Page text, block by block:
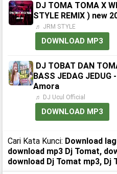
DJ TOMA TOMA X
STYLE REMIX ) new
♬ JRM STYLE
DOWNLOAD MP3
DJ TOBAT DAN
BASS JEDAG JEDUG
Amora
♬ DJ Ucul Official
DOWNLOAD MP3
Cari Kata Kunci: Download
download mp3 Dj Tomat,
download Dj Tomat mp3, Dj